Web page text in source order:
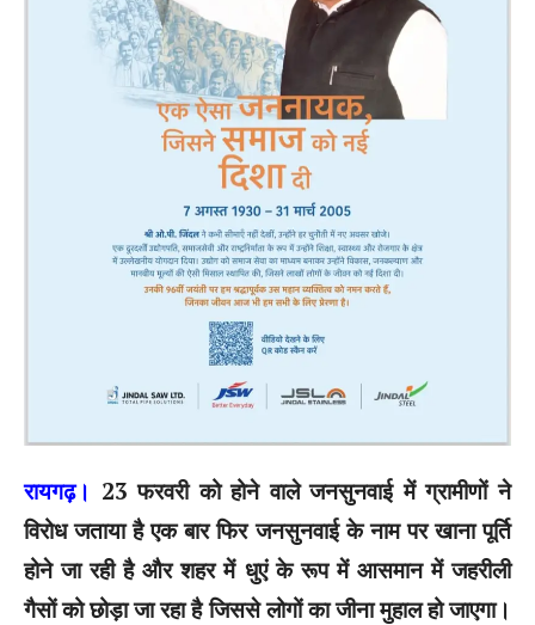
रायगढ़। 23 फरवरी को होने वाले जनसुनवाई में ग्रामीणों ने
विरोध जताया है एक बार फिर जनसुनवाई के नाम पर खाना पूर्ति
होने जा रही है और शहर में धुएं के रूप में आसमान में जहरीली
गैसों को छोड़ा जा रहा है जिससे लोगों का जीना मुहाल हो जाएगा।